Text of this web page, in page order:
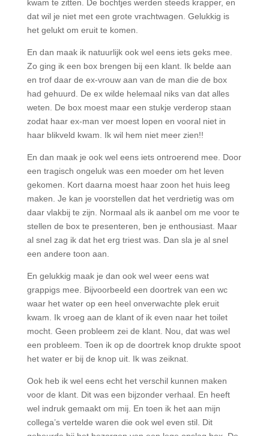
kwam te zitten. De bochtjes werden steeds krapper, en
dat wil je niet met een grote vrachtwagen. Gelukkig is
het gelukt om eruit te komen.
En dan maak ik natuurlijk ook wel eens iets geks mee.
Zo ging ik een box brengen bij een klant. Ik belde aan
en trof daar de ex-vrouw aan van de man die de box
had gehuurd. De ex wilde helemaal niks van dat alles
weten. De box moest maar een stukje verderop staan
zodat haar ex-man ver moest lopen en vooral niet in
haar blikveld kwam. Ik wil hem niet meer zien!!
En dan maak je ook wel eens iets ontroerend mee. Door
een tragisch ongeluk was een moeder om het leven
gekomen. Kort daarna moest haar zoon het huis leeg
maken. Je kan je voorstellen dat het verdrietig was om
daar vlakbij te zijn. Normaal als ik aanbel om me voor te
stellen de box te presenteren, ben je enthousiast. Maar
al snel zag ik dat het erg triest was. Dan sla je al snel
een andere toon aan.
En gelukkig maak je dan ook wel weer eens wat
grappigs mee. Bijvoorbeeld een doortrek van een wc
waar het water op een heel onverwachte plek eruit
kwam. Ik vroeg aan de klant of ik even naar het toilet
mocht. Geen probleem zei de klant. Nou, dat was wel
een probleem. Toen ik op de doortrek knop drukte spoot
het water er bij de knop uit. Ik was zeiknat.
Ook heb ik wel eens echt het verschil kunnen maken
voor de klant. Dit was een bijzonder verhaal. En heeft
wel indruk gemaakt om mij. En toen ik het aan mijn
collega’s vertelde waren die ook wel even stil. Dit